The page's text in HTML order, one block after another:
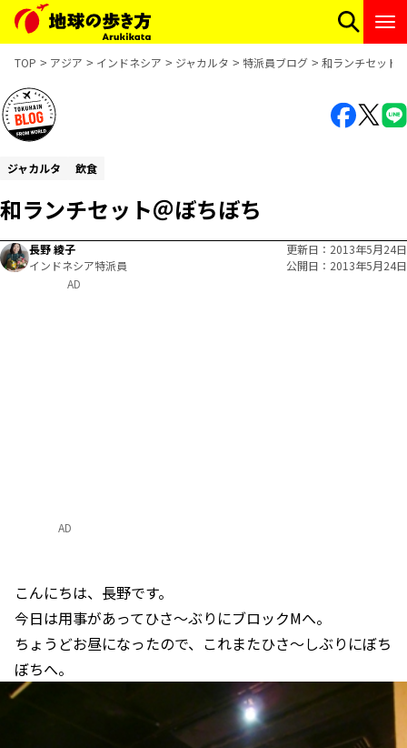
TOP アジア インドネシア ジャカルタ 特派員ブログ 和ランチセット
ジャカルタ 飲食
和ランチセット＠ぼちぼち
長野 綾子
インドネシア特派員
更新日
2013年5月24日
公開日
2013年5月24日
AD
こんにちは、長野です。
今日は用事があってひさ～ぶりにブロックMへ。
ちょうどお昼になったので、これまたひさ～しぶりにぼち
ぼちへ。
AD